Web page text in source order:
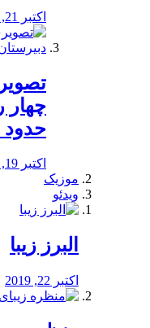
اکتبر 21, 2019
چهار
حدود ۱۳۱۱ه ش
اکتبر 19, 2019
موزیک
ویدئو
البرز زیبا
اکتبر 22, 2019